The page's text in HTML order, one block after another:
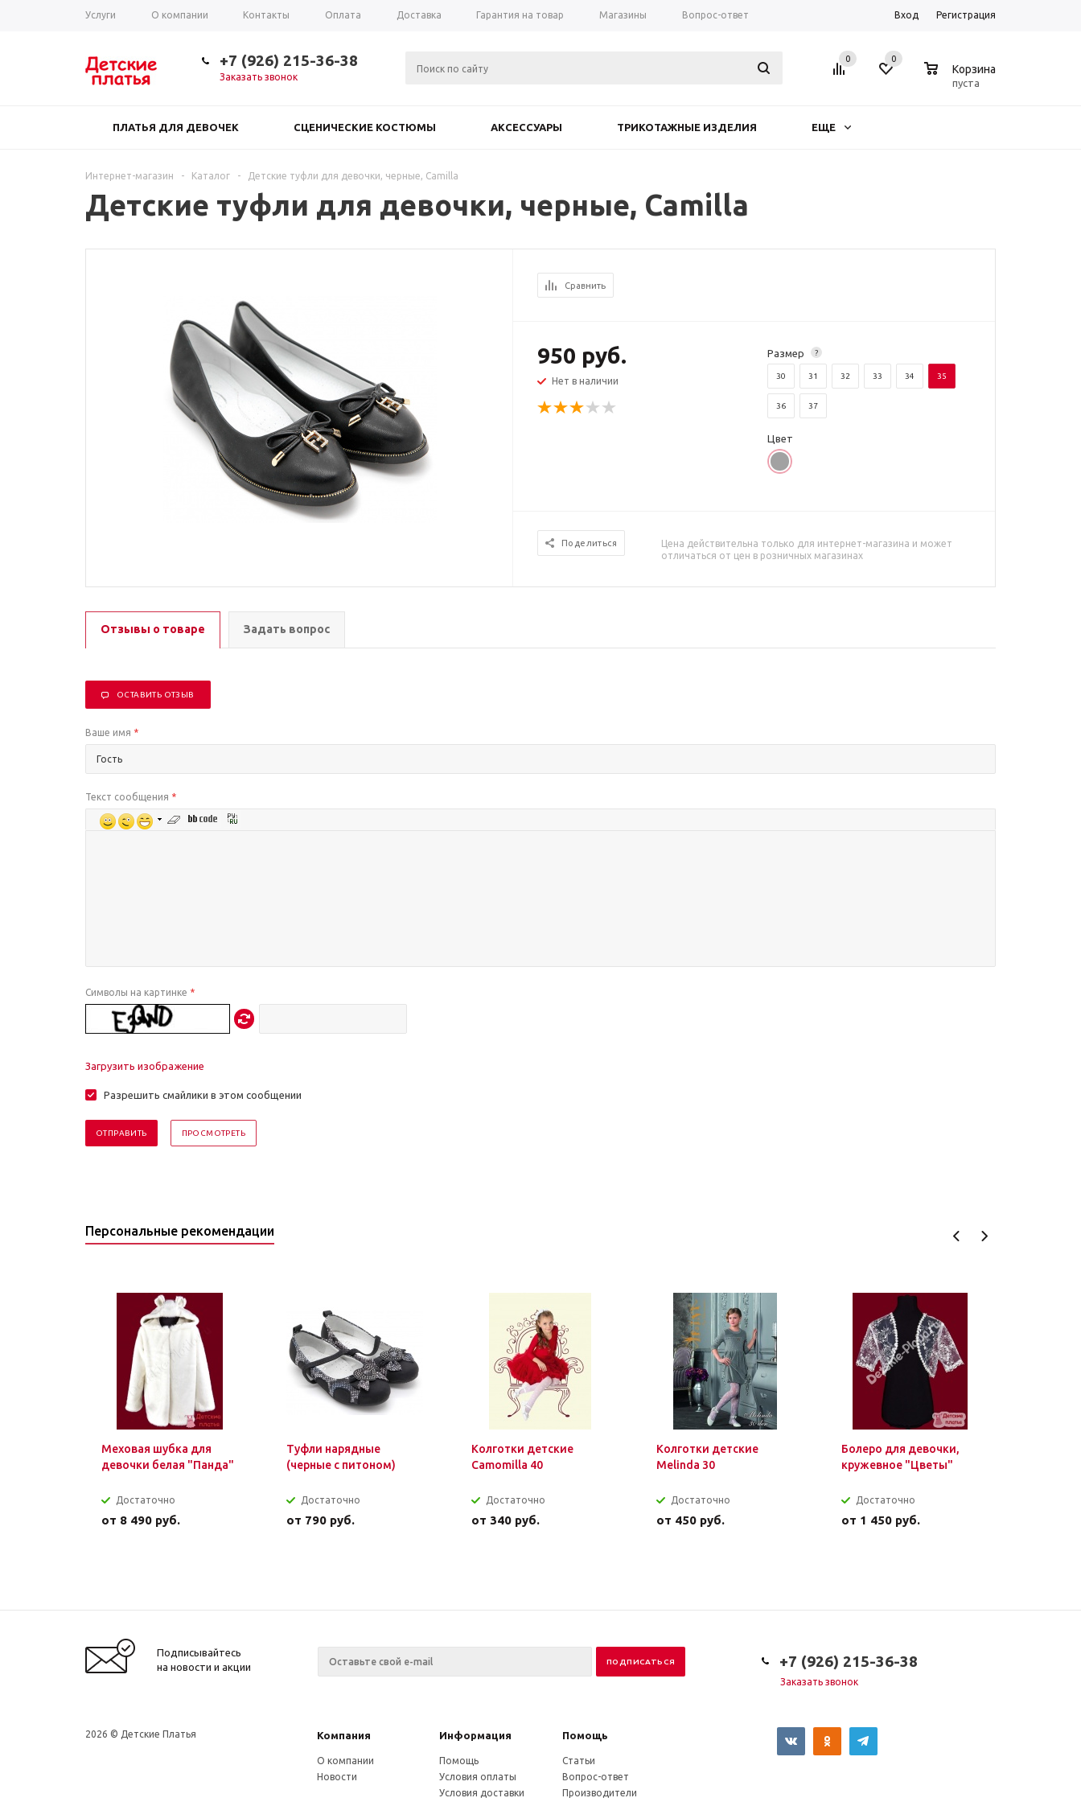
Услуги О компании Контакты Оплата Доставка Гарантия на товар Магазины Вопрос-ответ Вход Регистрация
+7 (926) 215-36-38
Заказать звонок
0 0
Корзина
пуста
ПЛАТЬЯ ДЛЯ ДЕВОЧЕК СЦЕНИЧЕСКИЕ КОСТЮМЫ АКСЕССУАРЫ ТРИКОТАЖНЫЕ ИЗДЕЛИЯ ЕЩЕ
Интернет-магазин - Каталог - Детские туфли для девочки, черные, Camilla
Детские туфли для девочки, черные, Camilla
Сравнить
950 руб.
Нет в наличии
?
Размер
30 31 32 33 34 35
36 37
Цвет
Поделиться
Цена действительна только для интернет-магазина и может
отличаться от цен в розничных магазинах
Отзывы о товаре Задать вопрос
ОСТАВИТЬ ОТЗЫВ
Ваше имя *
Текст сообщения *
Символы на картинке *
Загрузить изображение
Разрешить смайлики в этом сообщении
Персональные рекомендации
Меховая шубка для
девочки белая "Панда"
Достаточно
от 8 490 руб.
Туфли нарядные
(черные с питоном)
Достаточно
от 790 руб.
Колготки детские
Camomilla 40
Достаточно
от 340 руб.
Колготки детские
Melinda 30
Достаточно
от 450 руб.
Болеро для девочки,
кружевное "Цветы"
Достаточно
от 1 450 руб.
Подписывайтесь
на новости и акции
+7 (926) 215-36-38
Заказать звонок
2026 © Детские Платья Компания Информация Помощь
О компании
Новости
Помощь
Условия оплаты
Условия доставки
Статьи
Вопрос-ответ
Производители